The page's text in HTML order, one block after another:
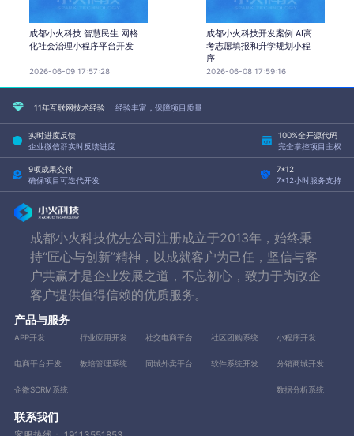
成都小火科技 智慧民生 网格
化社会治理小程序平台开发
2026-06-09 17:57:28
成都小火科技开发案例 AI高
考志愿填报和升学规划小程
序
2026-06-08 17:59:16
11年互联网技术经验 经验丰富，保障项目质量
实时进度反馈
企业微信群实时反馈进度
100%全开源代码
完全掌控项目主权
9项成果交付
确保项目可迭代开发
7*12
7*12小时服务支持
成都小火科技优先公司注册成立于2013年，始终秉
持“匠心与创新”精神，以成就客户为己任，坚信与客
户共赢才是企业发展之道，不忘初心，致力于为政企
客户提供值得信赖的优质服务。
产品与服务
APP开发 行业应用开发 社交电商平台 社区团购系统 小程序开发
电商平台开发 教培管理系统 同城外卖平台 软件系统开发 分销商城开发
企微SCRM系统 数据分析系统
联系我们